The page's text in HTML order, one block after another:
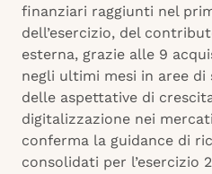
finanziari raggiunti nel
dell’esercizio, del
esterna, grazie alle 9
negli ultimi mesi in aree
delle aspettative di
digitalizzazione nei
conferma la guidance di
consolidati per l’esercizio